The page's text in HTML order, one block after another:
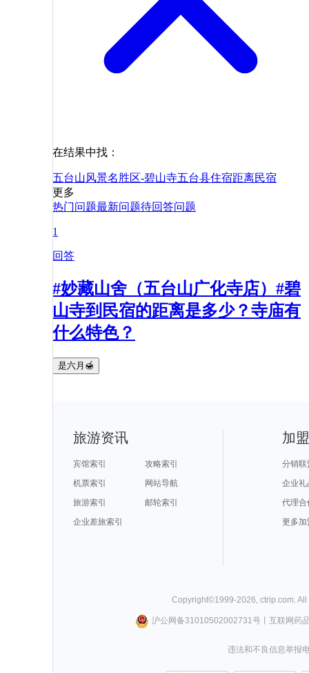
在结果中找：
五台山风景名胜区-碧山寺五台县住宿距离民宿
更多
热门问题最新问题待回答问题
1
回答
#妙藏山舍（五台山广化寺店）#碧
山寺到民宿的距离是多少？寺庙有
什么特色？
是六月🍯
旅游资讯
宾馆索引
攻略索引
机票索引
网站导航
旅游索引
邮轮索引
企业差旅索引
加
分销联
企业礼
代理合
更多加
Copyright©1999-2026 ctrip.com .
沪公网备31010502002731号丨 互联网药
违法和不良信息举报